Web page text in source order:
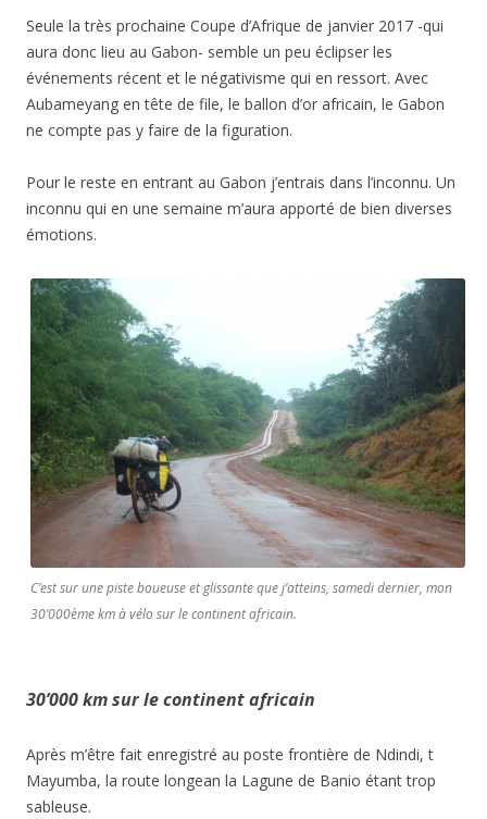
Seule la très prochaine Coupe d’Afrique de janvier 2017 -qui
aura donc lieu au Gabon- semble un peu éclipser les
événements récent et le négativisme qui en ressort. Avec
Aubameyang en tête de file, le ballon d’or africain, le Gabon
ne compte pas y faire de la figuration.
Pour le reste en entrant au Gabon j’entrais dans l’inconnu. Un
inconnu qui en une semaine m’aura apporté de bien diverses
émotions.
C’est sur une piste boueuse et glissante que j’atteins, samedi dernier, mon
30’000ème km à vélo sur le continent africain.
30’000 km sur le continent africain
Après m’être fait enregistré au poste frontière de Ndindi, t
Mayumba, la route longean la Lagune de Banio étant trop
sableuse.